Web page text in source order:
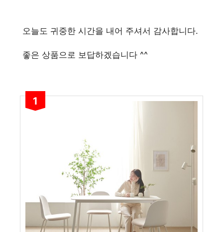
오늘도 귀중한 시간을 내어 주셔서 감사합니다.
좋은 상품으로 보답하겠습니다 ^^
1